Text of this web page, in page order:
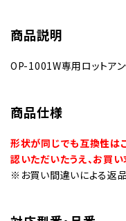
商品説明
OP-1001W専用ロットア
商品仕様
形状が同じでも互換性は
認いただいたうえ、お買い
※お買い間違いによる返品